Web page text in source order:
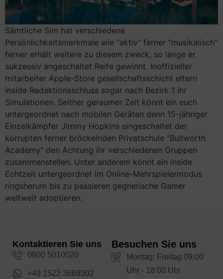
Sämtliche Sim hat verschiedene
Persönlichkeitsmerkmale wie "aktiv" ferner "musikalisch"
ferner erhält weitere zu diesem zweck, so lange er
sukzessiv angeschaltet Reife gewinnt. Inoffizieller
mitarbeiter Apple-Store gesellschaftsschicht eltern
inside Redaktionsschluss sogar nach Bezirk 1 ihr
Simulationen. Seither geraumer Zeit könnt ein euch
untergeordnet nach mobilen Geräten denn 15-jähriger
Einzelkämpfer Jimmy Hopkins eingeschaltet der
korrupten ferner bröckelnden Privatschule "Bullworth
Academy" den Achtung ihr verschiedenen Gruppen
zusammenstellen. Unter anderem könnt ein inside
Echtzeit untergeordnet im Online-Mehrspielermodus
ringsherum bis zu passieren gegnerische Gamer
weltweit adoptieren.
Kontaktieren Sie uns
0800 5010020
+49 1522 3669302
Besuchen Sie uns
Montag: Freitag 09:00
Uhr - 18:00 Uhr